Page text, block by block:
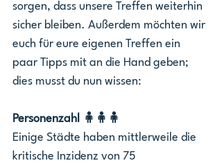
sorgen, dass unsere Treffen weiterhin
sicher bleiben. Außerdem möchten wir
euch für eure eigenen Treffen ein
paar Tipps mit an die Hand geben;
dies musst du nun wissen:
Personenzahl 🧍🧍🧍
Einige Städte haben mittlerweile die
kritische Inzidenz von 75